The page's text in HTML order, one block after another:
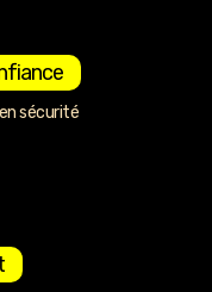
sécurité